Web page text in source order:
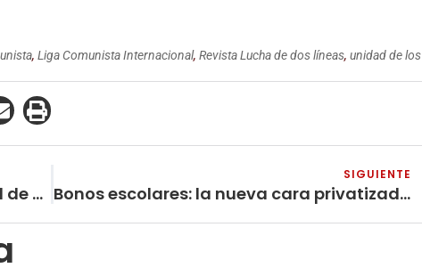
,Liga Comunista Internacional,Revista Lucha de dos líneas,unidad de los
Declaración del Comité Internacional de Apoyo a la Guerra Popular en la India
SIGUIENTE
Bonos escolares: la nueva cara privatizadora de la contratación por cobertura – Parte 3